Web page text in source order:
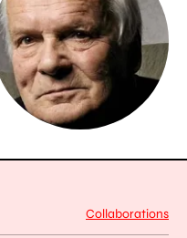
Collaborations